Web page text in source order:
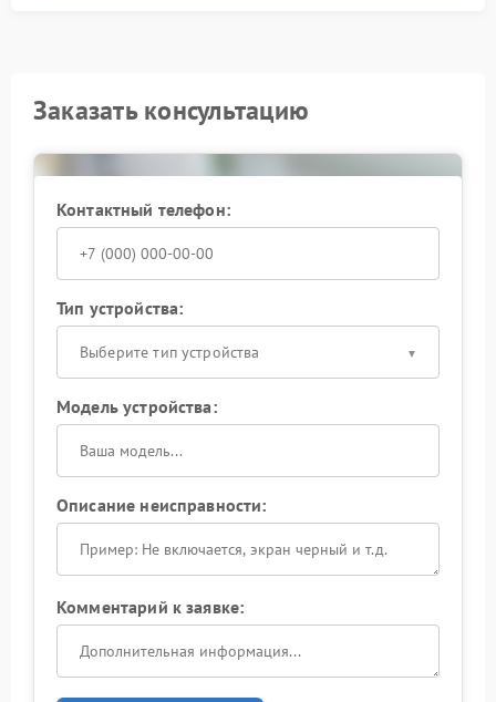
Заказать консультацию
Контактный телефон:
Тип устройства:
Выберите тип устройства
Модель устройства:
Описание неисправности:
Комментарий к заявке: